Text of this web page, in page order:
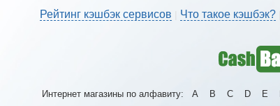
Рейтинг кэшбэк сервисов Что такое кэшбэк?
Интернет магазины по алфавиту: A B C D E